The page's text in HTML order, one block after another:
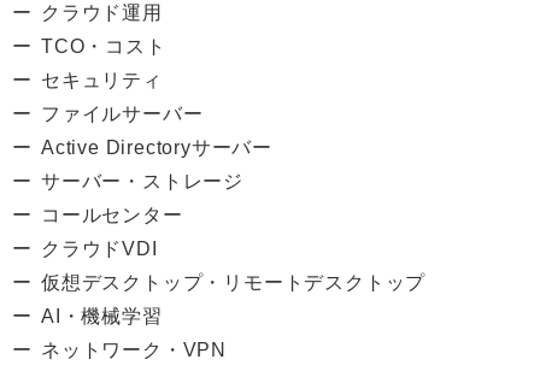
クラウド運用
TCO・コスト
セキュリティ
ファイルサーバー
Active Directoryサーバー
サーバー・ストレージ
コールセンター
クラウドVDI
仮想デスクトップ・リモートデスクトップ
AI・機械学習
ネットワーク・VPN